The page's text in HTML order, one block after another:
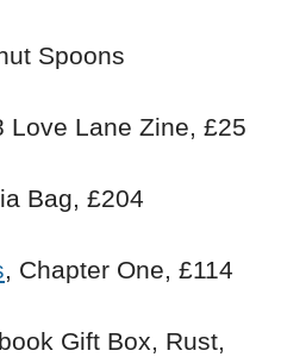
Spoons
Love Lane Zine, £25
Bag, £204
, Chapter One, £114
Gift Box, Rust,